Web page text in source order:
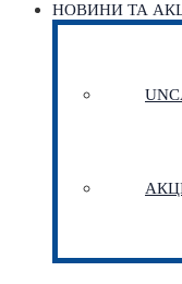
НОВИНИ ТА